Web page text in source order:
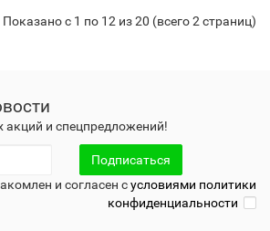
Показано с 1 по 12 из 20 (всего 2 страниц)
акций и спецпредложений!
Подписаться
и согласен сусловиями политики
конфиденциальности